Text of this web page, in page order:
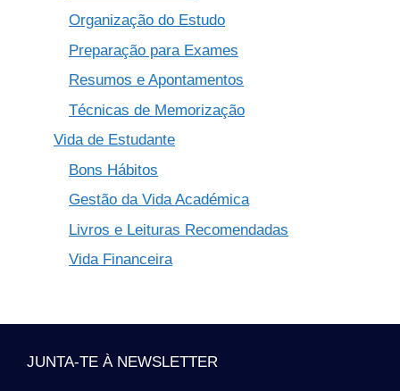
Organização do Estudo
Preparação para Exames
Resumos e Apontamentos
Técnicas de Memorização
Vida de Estudante
Bons Hábitos
Gestão da Vida Académica
Livros e Leituras Recomendadas
Vida Financeira
JUNTA-TE À NEWSLETTER